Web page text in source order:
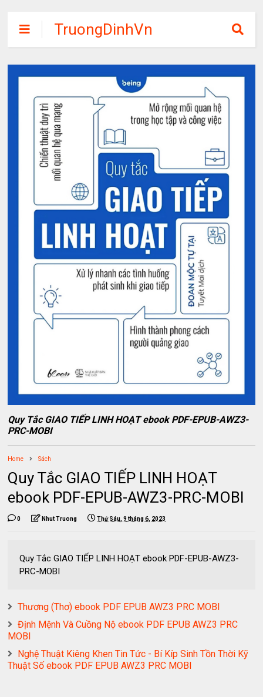
TruongDinhVn
Chia sẽ ebook,
các khóa học,
phần mềm học
tập miễn phí
Quy Tắc GIAO TIẾP LINH HOẠT ebook PDF-EPUB-AWZ3-
PRC-MOBI
Home Sách
Quy Tắc GIAO TIẾP LINH HOẠT
ebook PDF-EPUB-AWZ3-PRC-MOBI
0 Nhut Truong Thứ Sáu, 9 tháng 6, 2023
Quy Tắc GIAO TIẾP LINH HOẠT ebook PDF-EPUB-AWZ3-
PRC-MOBI
Thương (Thơ) ebook PDF EPUB AWZ3 PRC MOBI
Định Mệnh Và Cuồng Nộ ebook PDF EPUB AWZ3 PRC
MOBI
Nghệ Thuật Kiêng Khen Tin Tức - Bí Kíp Sinh Tồn Thời Kỹ
Thuật Số ebook PDF EPUB AWZ3 PRC MOBI